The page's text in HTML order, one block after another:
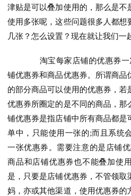
津贴是可以叠加使用的，那么是不
使用多张呢，这些问题很多人都想
几张？怎么设置？现在就让我们一
淘宝每家店铺的优惠券一
铺优惠券和商品优惠券。所谓商品
的部分商品可以使用的优惠券，若
优惠券所圈定的是不同的商品，那
铺优惠券是指店铺中所有商品都是
单中，只能使用一张的;而且系统
一张优惠券。需要注意的是店铺
商品和店铺优惠券也不能叠加使
是，只要是店铺优惠券，不管领取
妈，亦或其他渠道，使用优惠券的